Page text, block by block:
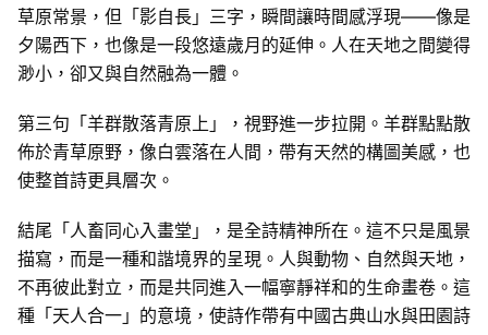
草原常景，但「影自長」三字，瞬間讓時間感浮現——像是
夕陽西下，也像是一段悠遠歲月的延伸。人在天地之間變得
渺小，卻又與自然融為一體。
第三句「羊群散落青原上」，視野進一步拉開。羊群點點散
佈於青草原野，像白雲落在人間，帶有天然的構圖美感，也
使整首詩更具層次。
結尾「人畜同心入畫堂」，是全詩精神所在。這不只是風景
描寫，而是一種和諧境界的呈現。人與動物、自然與天地，
不再彼此對立，而是共同進入一幅寧靜祥和的生命畫卷。這
種「天人合一」的意境，使詩作帶有中國古典山水與田園詩